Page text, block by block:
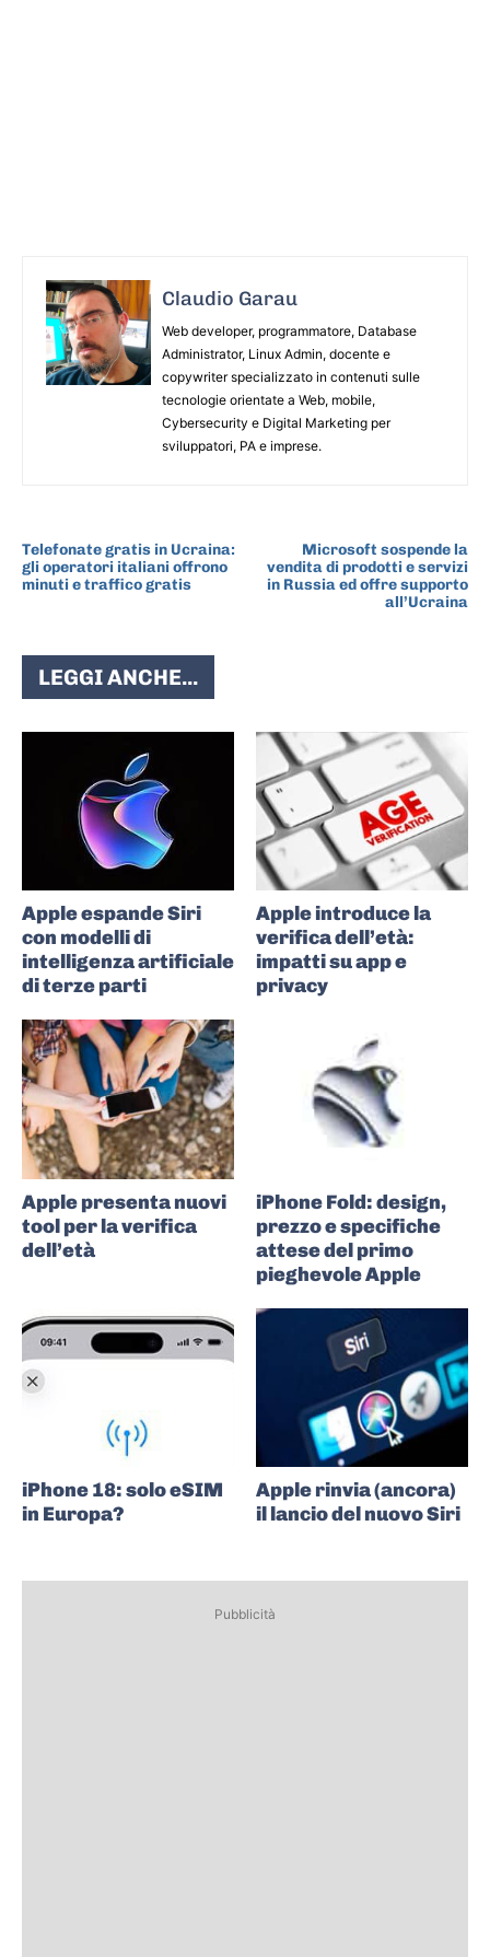
Claudio Garau
Web developer, programmatore, Database
Administrator, Linux Admin, docente e
copywriter specializzato in contenuti sulle
tecnologie orientate a Web, mobile,
Cybersecurity e Digital Marketing per
sviluppatori, PA e imprese.
Telefonate gratis in Ucraina:
gli operatori italiani offrono
minuti e traffico gratis
Microsoft sospende la
vendita di prodotti e servizi
in Russia ed offre supporto
all’Ucraina
LEGGI ANCHE...
Apple espande Siri
con modelli di
intelligenza artificiale
di terze parti
Apple introduce la
verifica dell’età:
impatti su app e
privacy
Apple presenta nuovi
tool per la verifica
dell’età
iPhone Fold: design,
prezzo e specifiche
attese del primo
pieghevole Apple
iPhone 18: solo eSIM
in Europa?
Apple rinvia (ancora)
il lancio del nuovo Siri
Pubblicità